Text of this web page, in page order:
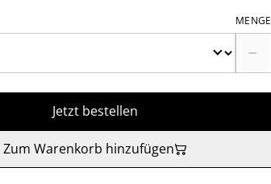
MENGE
Jetzt bestellen
Zum Warenkorb hinzufügen